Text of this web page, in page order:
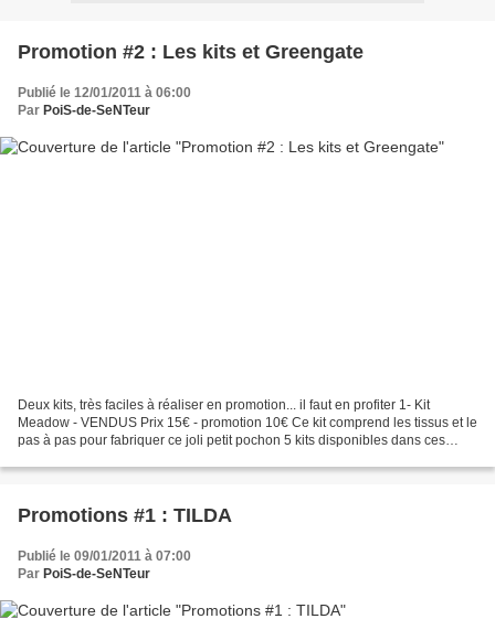
Promotion #2 : Les kits et Greengate
Publié le 12/01/2011 à 06:00
Par PoiS-de-SeNTeur
Deux kits, très faciles à réaliser en promotion... il faut en profiter 1- Kit
Meadow - VENDUS Prix 15€ - promotion 10€ Ce kit comprend les tissus et le
pas à pas pour fabriquer ce joli petit pochon 5 kits disponibles dans ces
Promotions #1 : TILDA
Publié le 09/01/2011 à 07:00
Par PoiS-de-SeNTeur